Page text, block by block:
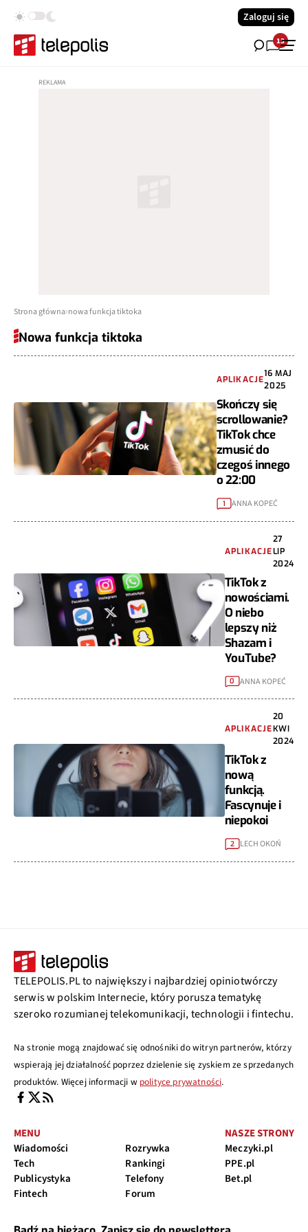
Zaloguj się
13
Strona główna nowa funkcja tiktoka
Nowa funkcja tiktoka
APLIKACJE
16 MAJ
2025
Skończy się
scrollowanie?
TikTok chce
zmusić do
czegoś innego
o 22:00
1 ANNA KOPEĆ
APLIKACJE
27
LIP
2024
TikTok z
nowościami.
O niebo
lepszy niż
Shazam i
YouTube?
0 ANNA KOPEĆ
APLIKACJE
20
KWI
2024
TikTok z
nową
funkcją.
Fascynuje i
niepokoi
2 LECH OKOŃ
TELEPOLIS.PL to największy i najbardziej opiniotwórczy
serwis w polskim Internecie, który porusza tematykę
szeroko rozumianej telekomunikacji, technologii i fintechu.
Na stronie mogą znajdować się odnośniki do witryn partnerów, którzy
wspierają jej działalność poprzez dzielenie się zyskiem ze sprzedanych
produktów. Więcej informacji w polityce prywatności.
MENU
Wiadomości
Tech
Publicystyka
Fintech
Rozrywka
Rankingi
Telefony
Forum
NASZE STRONY
Meczyki.pl
PPE.pl
Bet.pl